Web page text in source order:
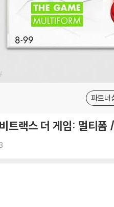
파트너
트랙스 더 게임: 멀티폼